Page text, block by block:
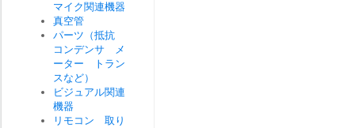
マイク関連機器
真空管
パーツ（抵抗
コンデンサ メ
ーター トラン
スなど）
ビジュアル関連
機器
リモコン 取り